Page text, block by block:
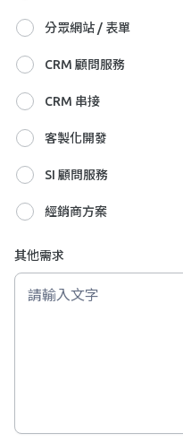
分眾網站 / 表單
CRM 顧問服務
CRM 串接
客製化開發
SI 顧問服務
經銷商方案
其他需求